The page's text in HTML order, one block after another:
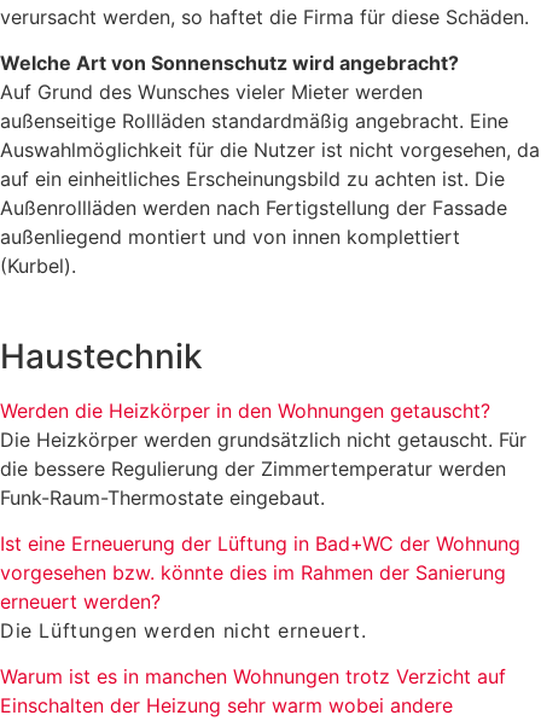
verursacht werden, so haftet die Firma für diese Schäden.
Welche Art von Sonnenschutz wird angebracht?
Auf Grund des Wunsches vieler Mieter werden
außenseitige Rollläden standardmäßig angebracht. Eine
Auswahlmöglichkeit für die Nutzer ist nicht vorgesehen, da
auf ein einheitliches Erscheinungsbild zu achten ist. Die
Außenrollläden werden nach Fertigstellung der Fassade
außenliegend montiert und von innen komplettiert
(Kurbel).
Haustechnik
Werden die Heizkörper in den Wohnungen getauscht?
Die Heizkörper werden grundsätzlich nicht getauscht. Für
die bessere Regulierung der Zimmertemperatur werden
Funk-Raum-Thermostate eingebaut.
Ist eine Erneuerung der Lüftung in Bad+WC der Wohnung
vorgesehen bzw. könnte dies im Rahmen der Sanierung
erneuert werden?
Die Lüftungen werden nicht erneuert.
Warum ist es in manchen Wohnungen trotz Verzicht auf
Einschalten der Heizung sehr warm wobei andere